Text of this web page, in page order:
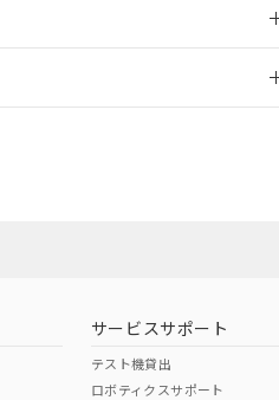
サービスサポート
テスト機貸出
ロボティクスサポート